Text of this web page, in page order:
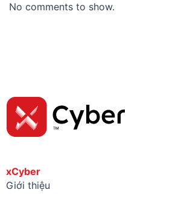
No comments to show.
xCyber
Giới thiệu